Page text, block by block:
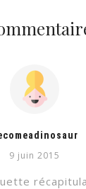
9 juin 2015